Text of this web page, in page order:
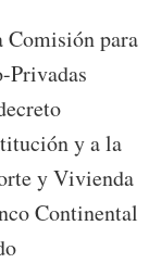
Comisión para
Privadas
y a la
y Vivienda
Continental